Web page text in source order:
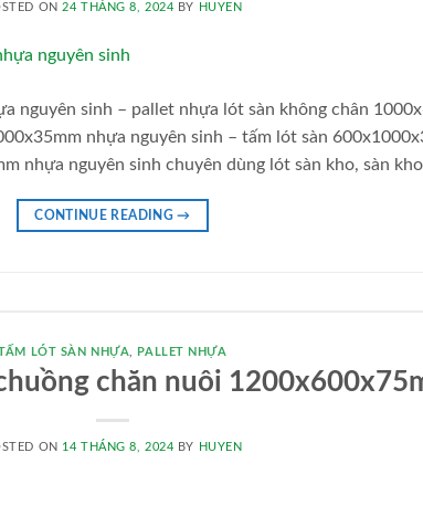
ON24 THÁNG 8, 2024 BY HUYEN
nguyên sinh – pallet nhựa lót sàn không chân
nhựa nguyên sinh – tấm lót sàn
nhựa nguyên sinh chuyên dùng lót sàn kho, sàn
CONTINUE READING→
LÓT SÀN NHỰA PALLET NHỰA
chăn nuôi
ON 14 THÁNG 8, 2024 BY HUYEN